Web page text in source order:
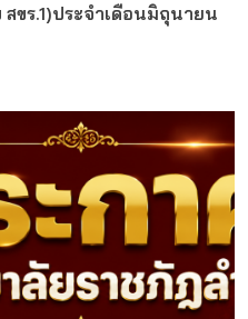
ขร.1)ประจำเดือนมิถุนายน